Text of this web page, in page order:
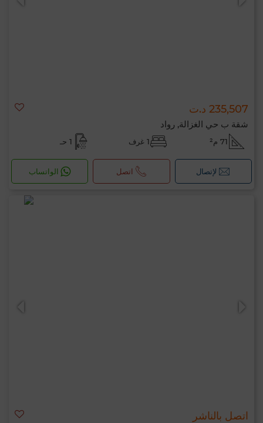
235,507 د.ت
شقة ب حي الغزالة, رواد
71 م² 1 غرف 1 حـ
لإتصال اتصل الواتساب
اتصل بالناشر